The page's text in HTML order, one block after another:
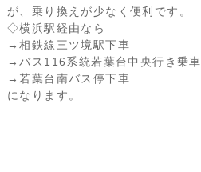
が、乗り換えが少なく便利です。
◇横浜駅経由なら
→相鉄線三ツ境駅下車
→バス116系統若葉台中央行き乗車
→若葉台南バス停下車
になります。